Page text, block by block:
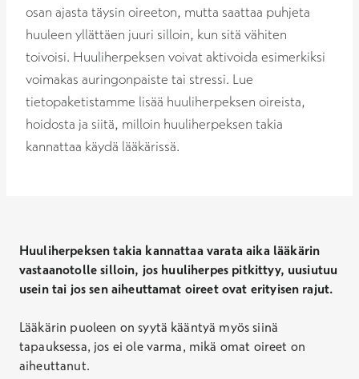
osan ajasta täysin oireeton, mutta saattaa puhjeta
huuleen yllättäen juuri silloin, kun sitä vähiten
toivoisi. Huuliherpeksen voivat aktivoida esimerkiksi
voimakas auringonpaiste tai stressi. Lue
tietopaketistamme lisää huuliherpeksen oireista,
hoidosta ja siitä, milloin huuliherpeksen takia
kannattaa käydä lääkärissä.
Huuliherpeksen takia kannattaa varata aika lääkärin
vastaanotolle silloin, jos huuliherpes pitkittyy, uusiutuu
usein tai jos sen aiheuttamat oireet ovat erityisen rajut.
Lääkärin puoleen on syytä kääntyä myös siinä
tapauksessa, jos ei ole varma, mikä omat oireet on
aiheuttanut.